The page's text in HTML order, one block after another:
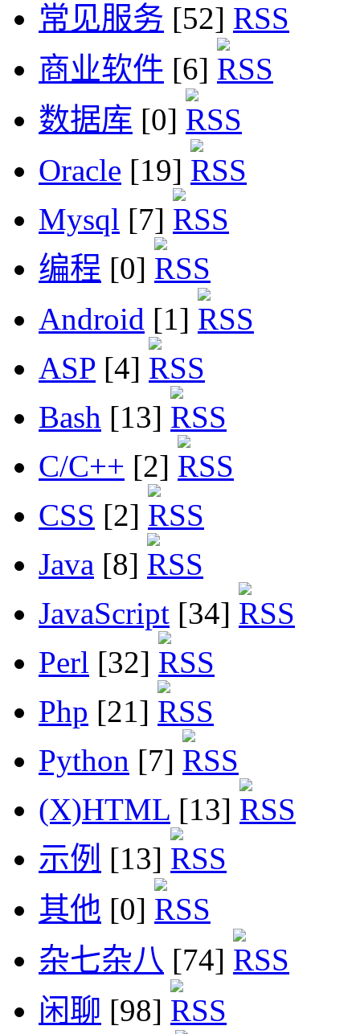
常见服务 [52]
商业软件 [6]
数据库 [0]
Oracle [19]
Mysql [7]
编程 [0]
Android [1]
ASP [4]
Bash [13]
C/C++ [2]
CSS [2]
Java [8]
JavaScript [34]
Perl [32]
Php [21]
Python [7]
(X)HTML [13]
示例 [13]
其他 [0]
杂七杂八 [74]
闲聊 [98]